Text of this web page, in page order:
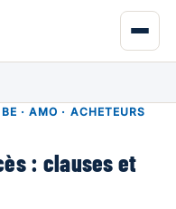
· AMO · ACHETEURS
: clauses et